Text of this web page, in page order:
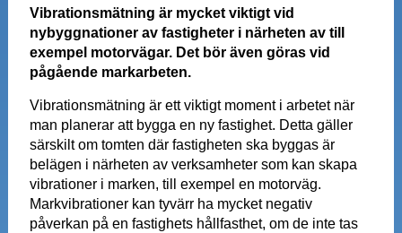
Vibrationsmätning är mycket viktigt vid
nybyggnationer av fastigheter i närheten av till
exempel motorvägar. Det bör även göras vid
pågående markarbeten.
Vibrationsmätning är ett viktigt moment i arbetet när
man planerar att bygga en ny fastighet. Detta gäller
särskilt om tomten där fastigheten ska byggas är
belägen i närheten av verksamheter som kan skapa
vibrationer i marken, till exempel en motorväg.
Markvibrationer kan tyvärr ha mycket negativ
påverkan på en fastighets hållfasthet, om de inte tas